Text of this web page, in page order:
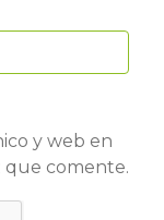
y web en
que comente.